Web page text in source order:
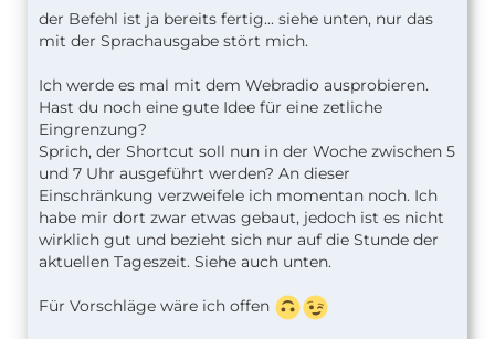
der Befehl ist ja bereits fertig... siehe unten, nur das
mit der Sprachausgabe stört mich.
Ich werde es mal mit dem Webradio ausprobieren.
Hast du noch eine gute Idee für eine zetliche
Eingrenzung?
Sprich, der Shortcut soll nun in der Woche zwischen 5
und 7 Uhr ausgeführt werden? An dieser
Einschränkung verzweifele ich momentan noch. Ich
habe mir dort zwar etwas gebaut, jedoch ist es nicht
wirklich gut und bezieht sich nur auf die Stunde der
aktuellen Tageszeit. Siehe auch unten.
Für Vorschläge wäre ich offen